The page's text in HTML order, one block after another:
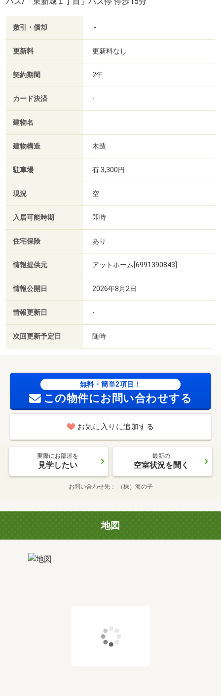
敷引・償却 -
更新料 更新料なし
契約期間 2年
カード決済 -
建物名
建物構造 木造
駐車場 有 3,300円
現況 空
入居可能時期 即時
住宅保険 あり
情報提供元 アットホーム[6991390843]
情報公開日 2026年8月2日
情報更新日 -
次回更新予定日 随時
無料・簡単2項目！
この物件にお問い合わせする
お気に入りに追加する
実際にお部屋を
見学したい
最新の
空室状況を聞く
お問い合わせ先 （株）海の子
地図